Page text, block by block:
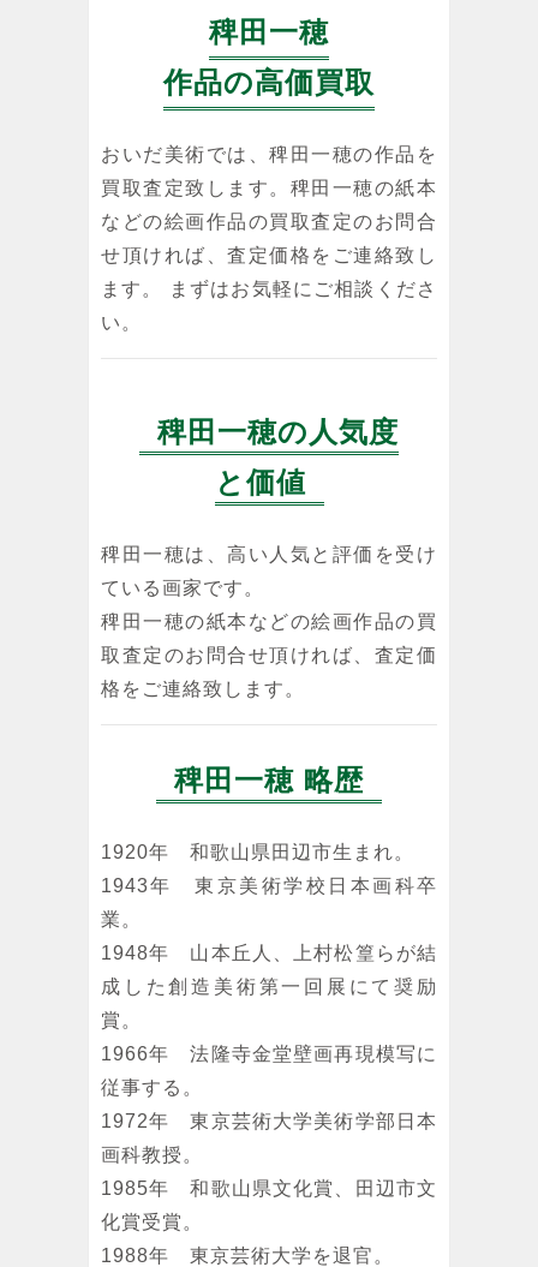
稗田一穂
作品の高価買取
おいだ美術では、稗田一穂の作品を
買取査定致します。稗田一穂の紙本
などの絵画作品の買取査定のお問合
せ頂ければ、査定価格をご連絡致し
ます。 まずはお気軽にご相談くださ
い。
稗田一穂の人気度
と価値
稗田一穂は、高い人気と評価を受け
ている画家です。
稗田一穂の紙本などの絵画作品の買
取査定のお問合せ頂ければ、査定価
格をご連絡致します。
稗田一穂 略歴
1920年 和歌山県田辺市生まれ。
1943年 東京美術学校日本画科卒
業。
1948年 山本丘人、上村松篁らが結
成した創造美術第一回展にて奨励
賞。
1966年 法隆寺金堂壁画再現模写に
従事する。
1972年 東京芸術大学美術学部日本
画科教授。
1985年 和歌山県文化賞、田辺市文
化賞受賞。
1988年 東京芸術大学を退官。